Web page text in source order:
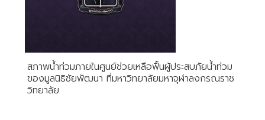
สภาพน้ำท่วมภายในศูนย์ช่วยเหลือฟื้นผู้ประสบภัยน้ำท่วม
ของมูลนิธิชัยพัฒนา ที่มหาวิทยาลัยมหาจุฬาลงกรณราช
วิทยาลัย